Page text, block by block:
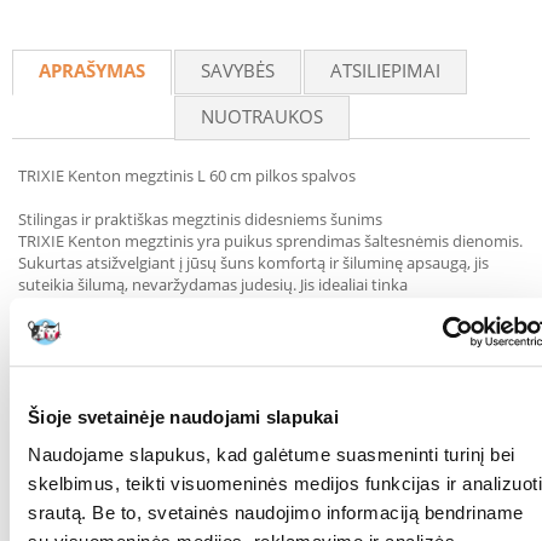
Šioje svetainėje naudojami slapukai
Naudojame slapukus, kad galėtume suasmeninti turinį bei
skelbimus, teikti visuomeninės medijos funkcijas ir analizuoti
srautą. Be to, svetainės naudojimo informaciją bendriname
APRAŠYMAS SAVYBĖS
ATSILIEPIMAI
NUOTRAUKOS
TRIXIE Kenton megztinis L 60 cm pilkos spalvos
Stilingas ir praktiškas megztinis didesniems šunims
TRIXIE Kenton megztinis yra puikus sprendimas šaltesnėmis dienomis.
Sukurtas atsižvelgiant į jūsų šuns komfortą ir šiluminę apsaugą, jis
suteikia šilumą, nevaržydamas judesių. Jis idealiai tinka
augintiniams.
Pagrindinės savybės:
šunims, pvz., labradoriams, auksaspalviams retriveriams, aviganiams)
Medžiaga: Minkštas megztinis audinys su geromis šilumines izoliacijos
savybėmis
Krojimas: Lankstus, gerai priglunda prie šuns kūno